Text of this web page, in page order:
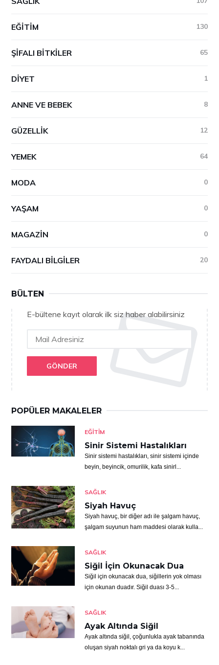
EĞITIM 130
ŞIFALI BITKILER 65
DIYET 1
ANNE VE BEBEK 8
GÜZELLIK 12
YEMEK 64
MODA 0
YAŞAM 0
MAGAZIN 0
FAYDALI BILGILER 20
BÜLTEN
E-bültene kayıt olarak ilk siz haber alabilirsiniz
GÖNDER
POPÜLER MAKALELER
EĞITIM
Sinir Sistemi Hastalıkları
Sinir sistemi hastalıkları, sinir sistemi içinde
beyin, beyincik, omurilik, kafa sinirl...
SAĞLIK
Siyah Havuç
Siyah havuç, bir diğer adı ile şalgam havuç,
şalgam suyunun ham maddesi olarak kulla...
SAĞLIK
Siğil İçin Okunacak Dua
Siğil için okunacak dua, siğillerin yok olması
için okunan duadır. Siğil duası 3-5...
SAĞLIK
Ayak Altında Siğil
Ayak altında siğil, çoğunlukla ayak tabanında
oluşan siyah noktalı gri ya da koyu k...